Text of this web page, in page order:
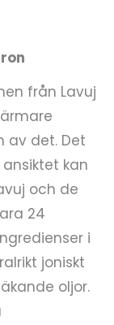
från Lavuj
av det. Det
kan
och de
24
i
joniskt
oljor.